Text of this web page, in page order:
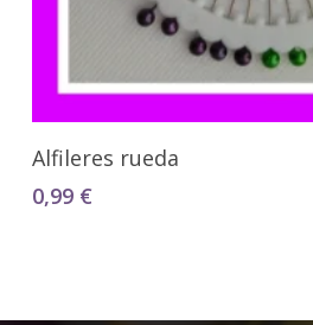
Alfileres rueda
0,99 €